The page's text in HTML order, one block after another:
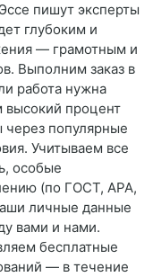
пишут эксперты
глубоким и
— грамотным и
Выполним заказ в
работа нужна
высокий процент
через популярные
Учитываем все
особые
(по ГОСТ, APA,
личные данные
вами и нами.
бесплатные
— в течение